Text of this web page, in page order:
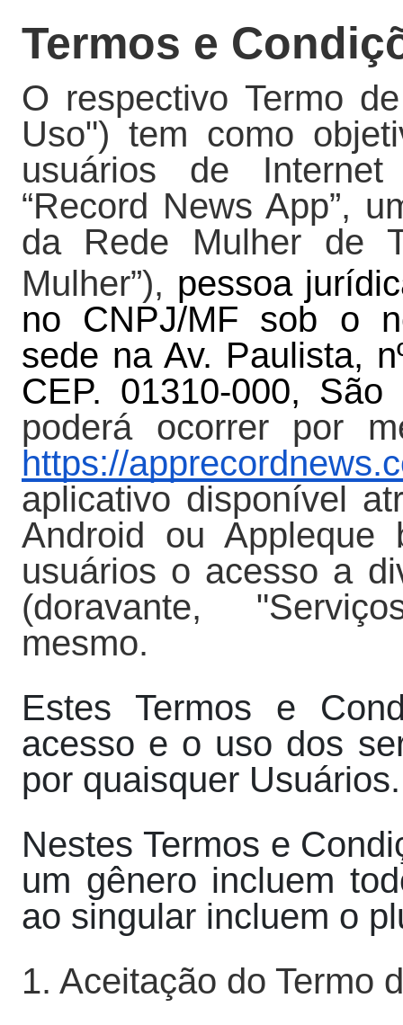
Termos e
O respectivo Termo
Uso") tem como
usuários de Internet
“Record News App”,
da
Rede Mulher de
Mulher”), pessoa
no CNPJ/MF sob o
sede na Av. Paulista,
CEP. 01310-000,
poderá ocorrer por
https://
aplicativo disponível
Android ou Appleque
usuários o acesso a
(doravante,
mesmo.
Estes Termos e
acesso e o uso dos
por quaisquer Usuários.
Nestes Termos e
um gênero incluem
ao singular incluem o
1. Aceitação do Termo